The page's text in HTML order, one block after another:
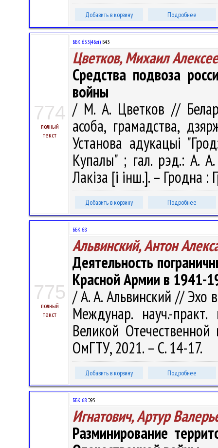
Добавить в корзину Подробнее
774
полный
текст
ББК 63.3(4Беі) Б43
Цветков, Михаил
Средства подвоза
войны
/ М. А. Цветков //
асоба, грамадства,
Установа адукацыі
Купалы" ; гал. рэд.: А.
Лакіза [і інш.]. – Гродна
Добавить в корзину Подробнее
775
полный
текст
ББК 68.
Альвинский, Антон
Деятельность
Красной Армии в 1941-
/ А. А. Альвинский // Эхо
Междунар. науч.-
Великой
ОмГТУ, 2021. – С. 14-17.
Добавить в корзину Подробнее
ББК 68.Э95
Игнатович, Артур
Разминирование